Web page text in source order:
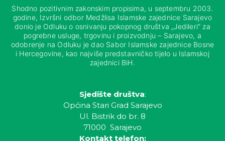
Shodno pozitivnim zakonskim propisima, u septembru 2003.
godine, Izvršni odbor Medžlisa Islamske zajednice Sarajevo
donio je Odluku o osnivanju pokopnog društva „Jedileri“ za
pogrebne usluge, trgovinu i proizvodnju – Sarajevo, a
odobrenje na Odluku je dao Sabor Islamske zajednice Bosne
i Hercegovine, kao najviše predstavničko tijelo u Islamskoj
zajednici BiH.
Sjedište društva:
Općina Stari Grad Sarajevo
Ul. Bistrik do br. 8
71000 Sarajevo
Kontakt telefon: